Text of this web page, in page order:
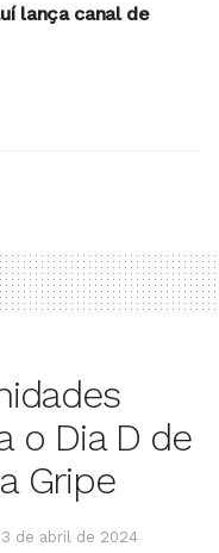
lança canal de
o Dia D de
Gripe
de abril de 2024